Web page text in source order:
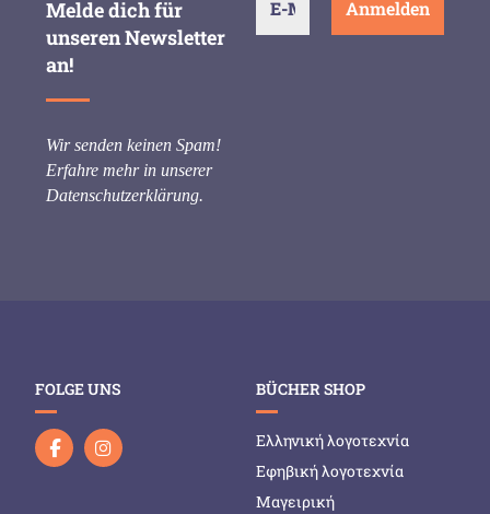
Melde dich für
unseren Newsletter
an!
Wir senden keinen Spam!
Erfahre mehr in unserer
Datenschutzerklärung.
FOLGE UNS BÜCHER SHOP
Ελληνική λογοτεχνία
Εφηβική λογοτεχνία
Μαγειρική